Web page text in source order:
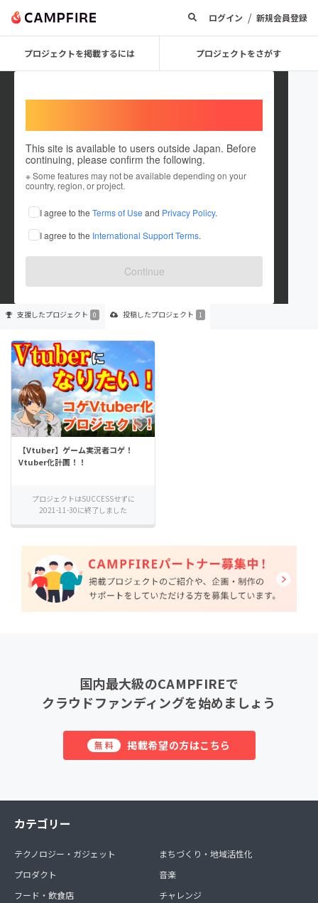
ログイン / 新規会員登録
プロジェクトを掲載するには プロジェクトをさがす
This site is available to users outside Japan. Before
continuing, please confirm the following.
※ Some features may not be available depending on your
country, region, or project.
I agree to the Terms of Use and Privacy Policy.
I agree to the International Support Terms.
Continue
koge0301
これまでに1件のプロジェクトを投稿しています
在住国：日本 現在地：未設定
出身国：日本 出身地：未設定
支援したプロジェクト 0 投稿したプロジェクト 1
【Vtuber】ゲーム実況者コゲ！
Vtuber化計画！！
プロジェクトはSUCCESSせずに
2021-11-30に終了しました
国内最大級のCAMPFIREで
クラウドファンディングを始めましょう
無料 掲載希望の方はこちら
カテゴリー
テクノロジー・ガジェット
プロダクト
フード・飲食店
まちづくり・地域活性化
音楽
チャレンジ